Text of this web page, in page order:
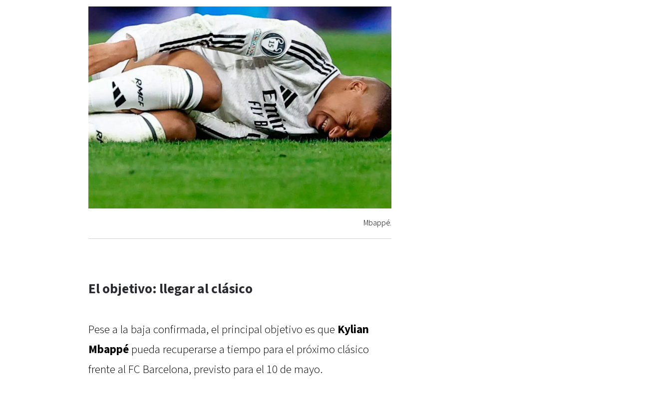
Mbappé.
El objetivo: llegar al clásico
Pese a la baja confirmada, el principal objetivo es que Kylian
Mbappé pueda recuperarse a tiempo para el próximo clásico
frente al FC Barcelona, previsto para el 10 de mayo.